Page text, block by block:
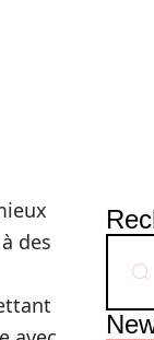
des